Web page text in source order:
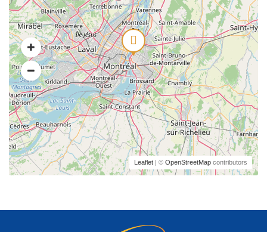
Leaflet | © OpenStreetMap contributors